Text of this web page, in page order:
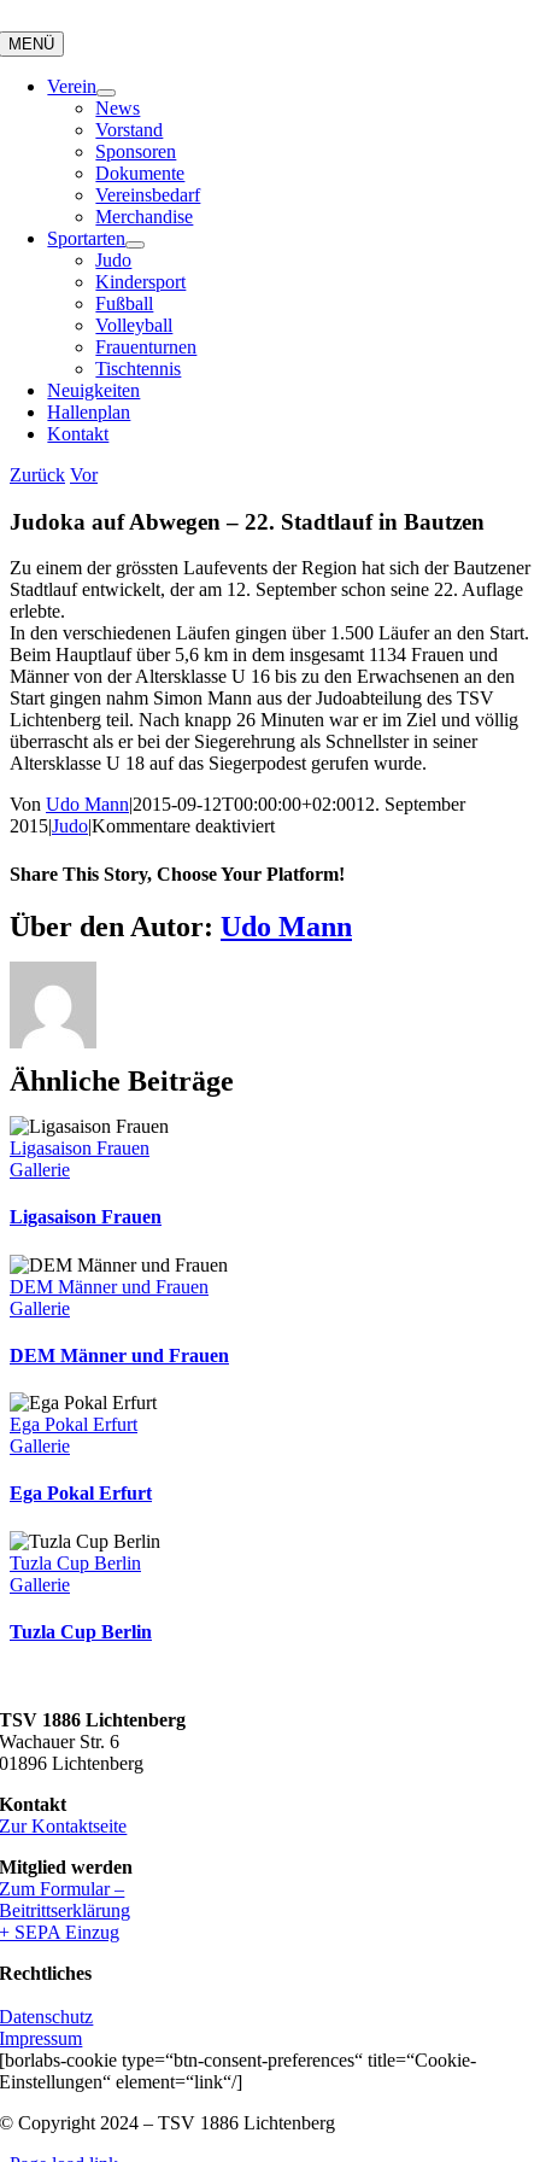
Inhalt
springen
MENÜ
Verein
News
Vorstand
Sponsoren
Dokumente
Vereinsbedarf
Merchandise
Sportarten
Judo
Kindersport
Fußball
Volleyball
Frauenturnen
Tischtennis
Neuigkeiten
Hallenplan
Kontakt
Zurück Vor
Judoka auf Abwegen – 22. Stadtlauf in Bautzen
Zu einem der grössten Laufevents der Region hat sich der Bautzener
Stadtlauf entwickelt, der am 12. September schon seine 22. Auflage
erlebte.
In den verschiedenen Läufen gingen über 1.500 Läufer an den Start.
Beim Hauptlauf über 5,6 km in dem insgesamt 1134 Frauen und
Männer von der Altersklasse U 16 bis zu den Erwachsenen an den
Start gingen nahm Simon Mann aus der Judoabteilung des TSV
Lichtenberg teil. Nach knapp 26 Minuten war er im Ziel und völlig
überrascht als er bei der Siegerehrung als Schnellster in seiner
Altersklasse U 18 auf das Siegerpodest gerufen wurde.
Von Udo Mann|2015-09-12T00:00:00+02:0012. September
2015|Judo|Kommentare deaktiviertfür
auf
–
22.
Share This Story, Choose Your Platform!
Facebook
X
Reddit
LinkedIn
WhatsApp
Telegram
Tumblr
Pinterest
Vk
Xing
E-
Mail
Über den Autor: Udo Mann
Ähnliche Beiträge
Ligasaison Frauen
Gallerie
Ligasaison Frauen
DEM Männer und Frauen
Gallerie
DEM Männer und Frauen
Ega Pokal Erfurt
Gallerie
Ega Pokal Erfurt
Tuzla Cup Berlin
Gallerie
Tuzla Cup Berlin
TSV 1886 Lichtenberg
Wachauer Str. 6
01896 Lichtenberg
Kontakt
Zur Kontaktseite
Mitglied werden
Zum Formular –
Beitrittserklärung
+ SEPA Einzug
Rechtliches
Datenschutz
Impressum
[borlabs-cookie type=“btn-consent-preferences“ title=“Cookie-
Einstellungen“ element=“link“/]
© Copyright 2024 – TSV 1886 Lichtenberg